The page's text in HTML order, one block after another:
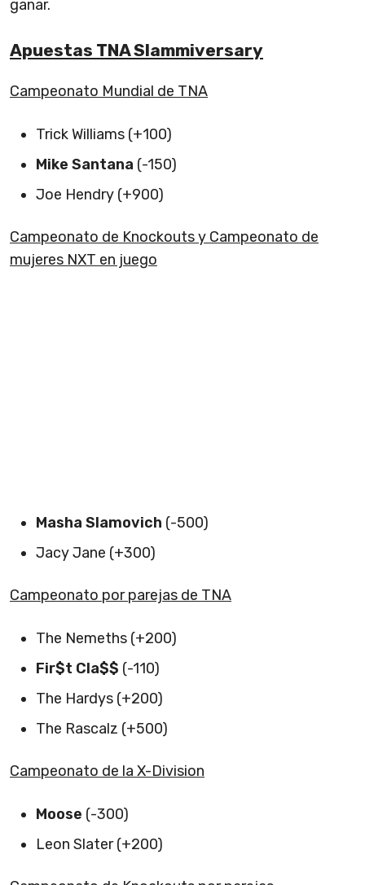
ganar.
Apuestas TNA Slammiversary
Campeonato Mundial de TNA
Trick Williams (+100)
Mike Santana (-150)
Joe Hendry (+900)
Campeonato de Knockouts y Campeonato de
mujeres NXT en juego
Masha Slamovich (-500)
Jacy Jane (+300)
Campeonato por parejas de TNA
The Nemeths (+200)
Fir$t Cla$$ (-110)
The Hardys (+200)
The Rascalz (+500)
Campeonato de la X-Division
Moose (-300)
Leon Slater (+200)